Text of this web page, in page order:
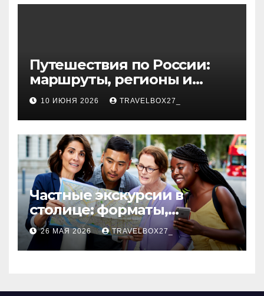
волокна
Путешествия по России:
маршруты, регионы и
особенности поездок
10 ИЮНЯ 2026 TRAVELBOX27_
Частные экскурсии в
столице: форматы,
маршруты и особенности
организации
26 МАЯ 2026 TRAVELBOX27_